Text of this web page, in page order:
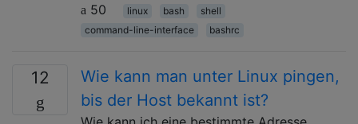
50
linux bash
shell
command-line-interface
bashrc
12
Wie kann man unter Linux pingen,
bis der Host bekannt ist?